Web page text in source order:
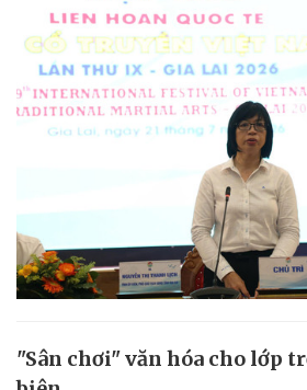
"Sân chơi" văn hóa cho lớp